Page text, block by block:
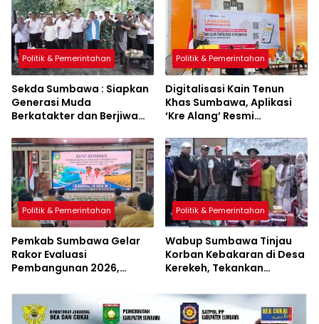
Politik & Pemerintahan
Sekda Sumbawa : Siapkan
Generasi Muda
Berkatakter dan Berjiwa
Politik & Pemerintahan
Digitalisasi Kain Tenun
Khas Sumbawa, Aplikasi
‘Kre Alang’ Resmi
Politik & Pemerintahan
Pemkab Sumbawa Gelar
Rakor Evaluasi
Pembangunan 2026,
Perubahan Resmi
Diluncurkan
Politik & Pemerintahan
Wabup Sumbawa Tinjau
Korban Kebakaran di Desa
Kerekeh, Tekankan